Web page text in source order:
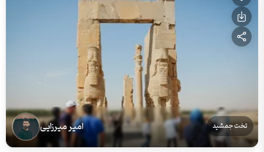
تخت جمشید امیر میرزایی